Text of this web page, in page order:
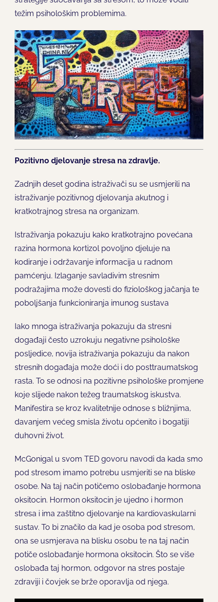
težim psihološkim problemima.
Pozitivno djelovanje stresa na zdravlje.
Zadnjih deset godina istraživači su se usmjerili na
istraživanje pozitivnog djelovanja akutnog i
kratkotrajnog stresa na organizam.
Istraživanja pokazuju kako kratkotrajno povećana
razina hormona kortizol povoljno djeluje na
kodiranje i održavanje informacija u radnom
pamćenju. Izlaganje savladivim stresnim
podražajima može dovesti do fiziološkog jačanja te
poboljšanja funkcioniranja imunog sustava
Iako mnoga istraživanja pokazuju da stresni
događaji često uzrokuju negativne psihološke
posljedice, novija istraživanja pokazuju da nakon
stresnih događaja može doći i do posttraumatskog
rasta. To se odnosi na pozitivne psihološke promjene
koje slijede nakon težeg traumatskog iskustva.
Manifestira se kroz kvalitetnije odnose s bližnjima,
davanjem većeg smisla životu općenito i bogatiji
duhovni život.
McGonigal u svom TED govoru navodi da kada smo
pod stresom imamo potrebu usmjeriti se na bliske
osobe. Na taj način potičemo oslobađanje hormona
oksitocin. Hormon oksitocin je ujedno i hormon
stresa i ima zaštitno djelovanje na kardiovaskularni
sustav. To bi značilo da kad je osoba pod stresom,
ona se usmjerava na blisku osobu te na taj način
potiče oslobađanje hormona oksitocin. Što se više
oslobađa taj hormon, odgovor na stres postaje
zdraviji i čovjek se brže oporavlja od njega.